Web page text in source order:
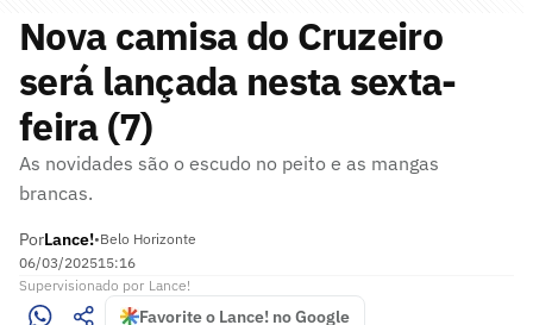
Nova camisa do Cruzeiro
será lançada nesta sexta-
feira (7)
As novidades são o escudo no peito e as mangas
brancas.
PorLance!•Belo Horizonte
06/03/202515:16
Supervisionado por Lance!
Favorite o Lance! no Google